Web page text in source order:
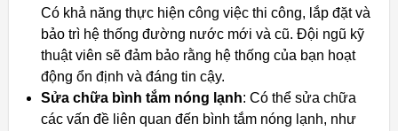
Có khả năng thực hiện công việc thi công, lắp đặt và
bảo trì hệ thống đường nước mới và cũ. Đội ngũ kỹ
thuật viên sẽ đảm bảo rằng hệ thống của bạn hoạt
động ổn định và đáng tin cậy.
Sửa chữa bình tắm nóng lạnh: Có thể sửa chữa
các vấn đề liên quan đến bình tắm nóng lạnh, như